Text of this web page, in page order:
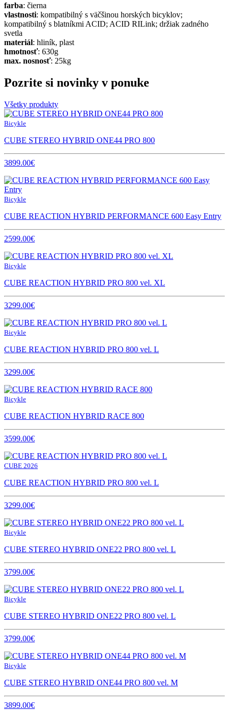
farba: čierna
vlastnosti: kompatibilný s väčšinou horských bicyklov;
kompatibilný s blatníkmi ACID; ACID RILink; držiak zadného
svetla
materiál: hliník, plast
hmotnosť: 630g
max. nosnosť: 25kg
Pozrite si novinky v ponuke
Všetky produkty
Bicykle
CUBE STEREO HYBRID ONE44 PRO 800
3899.00€
Bicykle
CUBE REACTION HYBRID PERFORMANCE 600 Easy Entry
2599.00€
Bicykle
CUBE REACTION HYBRID PRO 800 vel. XL
3299.00€
Bicykle
CUBE REACTION HYBRID PRO 800 vel. L
3299.00€
Bicykle
CUBE REACTION HYBRID RACE 800
3599.00€
CUBE 2026
CUBE REACTION HYBRID PRO 800 vel. L
3299.00€
Bicykle
CUBE STEREO HYBRID ONE22 PRO 800 vel. L
3799.00€
Bicykle
CUBE STEREO HYBRID ONE22 PRO 800 vel. L
3799.00€
Bicykle
CUBE STEREO HYBRID ONE44 PRO 800 vel. M
3899.00€